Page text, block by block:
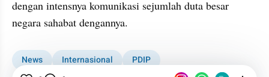
dengan intensnya komunikasi sejumlah duta besar
negara sahabat dengannya.
News Internasional
PDIP